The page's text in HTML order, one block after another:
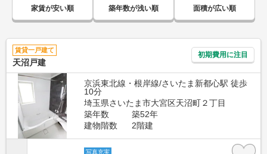
家賃が安い順 築年数が浅い順 面積が広い順
賃貸一戸建て
天沼戸建
初期費用に注目
京浜東北線・根岸線/さいたま新都心駅 徒歩
10分
埼玉県さいたま市大宮区天沼町２丁目
築年数
築52年
建物階数
2階建
写真充実